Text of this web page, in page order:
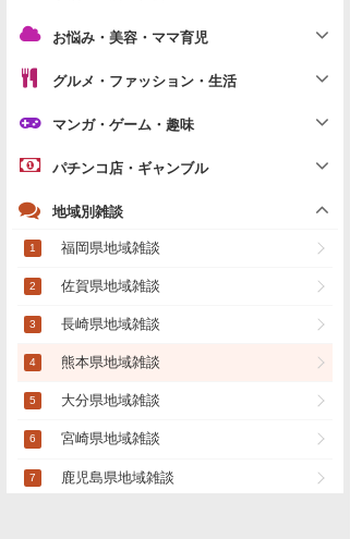
お悩み・美容・ママ育児
グルメ・ファッション・生活
マンガ・ゲーム・趣味
パチンコ店・ギャンブル
地域別雑談
福岡県地域雑談
佐賀県地域雑談
長崎県地域雑談
熊本県地域雑談
大分県地域雑談
宮崎県地域雑談
鹿児島県地域雑談